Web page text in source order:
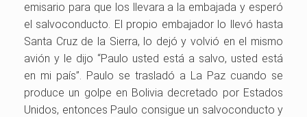
emisario para que los llevara a la embajada y esperó
el salvoconducto. El propio embajador lo llevó hasta
Santa Cruz de la Sierra, lo dejó y volvió en el mismo
avión y le dijo “Paulo usted está a salvo, usted está
en mi país”. Paulo se trasladó a La Paz cuando se
produce un golpe en Bolivia decretado por Estados
Unidos, entonces Paulo consigue un salvoconducto y